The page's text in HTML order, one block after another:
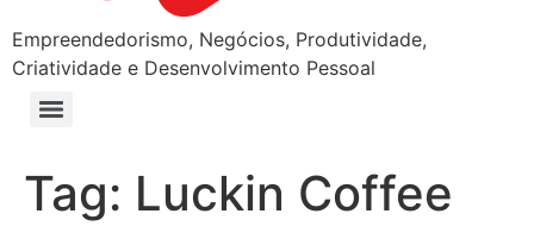
Empreendedorismo, Negócios, Produtividade,
Criatividade e Desenvolvimento Pessoal
Tag: Luckin Coffee